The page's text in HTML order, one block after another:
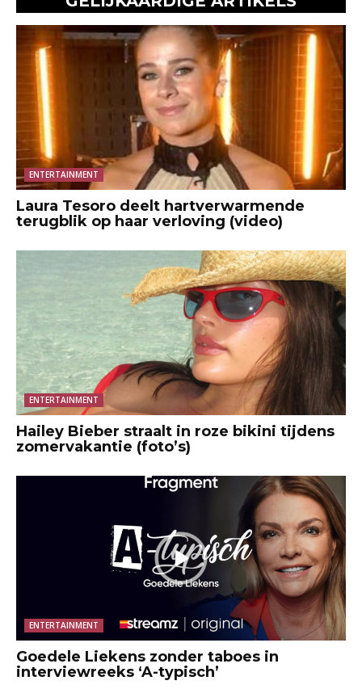
ENTERTAINMENT
Laura Tesoro deelt hartverwarmende
terugblik op haar verloving (video)
ENTERTAINMENT
Hailey Bieber straalt in roze bikini tijdens
zomervakantie (foto’s)
ENTERTAINMENT
Goedele Liekens zonder taboes in
interviewreeks ‘A-typisch’